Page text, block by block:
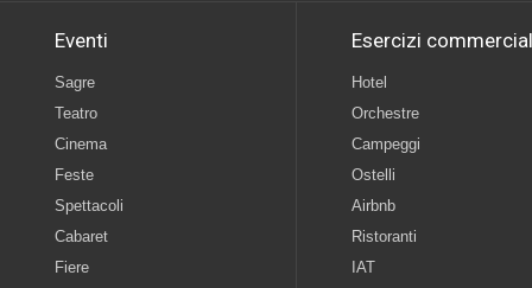
Eventi
Sagre
Teatro
Cinema
Feste
Spettacoli
Cabaret
Fiere
Esercizi
Hotel
Orchestre
Campeggi
Ostelli
Airbnb
Ristoranti
IAT